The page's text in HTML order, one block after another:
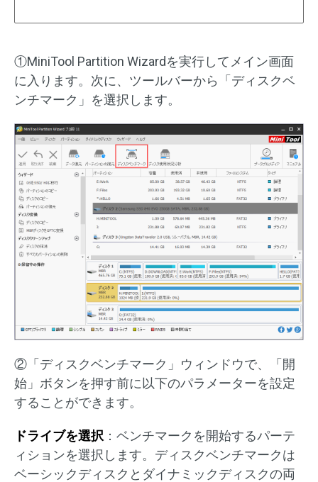
①MiniTool Partition Wizardを実行してメイン画面
に入ります。次に、ツールバーから「ディスクベ
ンチマーク」を選択します。
②「ディスクベンチマーク」ウィンドウで、「開
始」ボタンを押す前に以下のパラメーターを設定
することができます。
ドライブを選択 ：ベンチマークを開始するパーテ
ィションを選択します。ディスクベンチマークは
ベーシックディスクとダイナミックディスクの両